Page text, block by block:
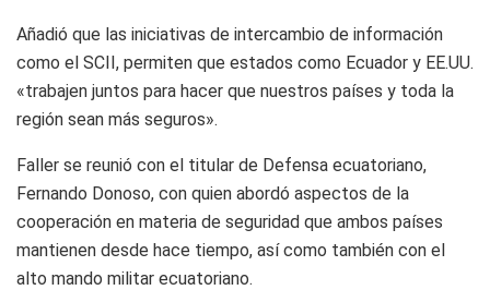
Añadió que las iniciativas de intercambio de información
como el SCII, permiten que estados como Ecuador y EE.UU.
«trabajen juntos para hacer que nuestros países y toda la
región sean más seguros».
Faller se reunió con el titular de Defensa ecuatoriano,
Fernando Donoso, con quien abordó aspectos de la
cooperación en materia de seguridad que ambos países
mantienen desde hace tiempo, así como también con el
alto mando militar ecuatoriano.